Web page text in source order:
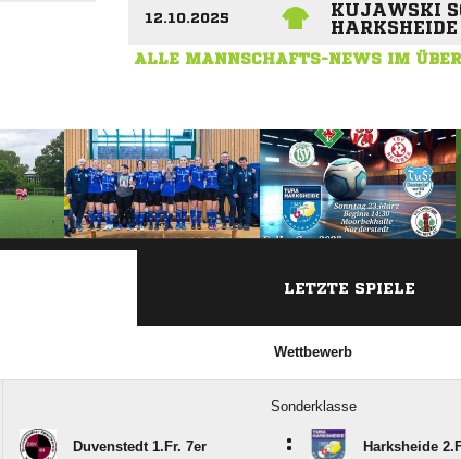
12.10.2025
KUJAWSKI
ARKSHEIDE
ALLE MANNSCHAFTS-NEWS IM
LETZTE SPIELE
Wettbewerb
Sonderklasse
Duvenstedt 1.Fr. 7er : Harksheide